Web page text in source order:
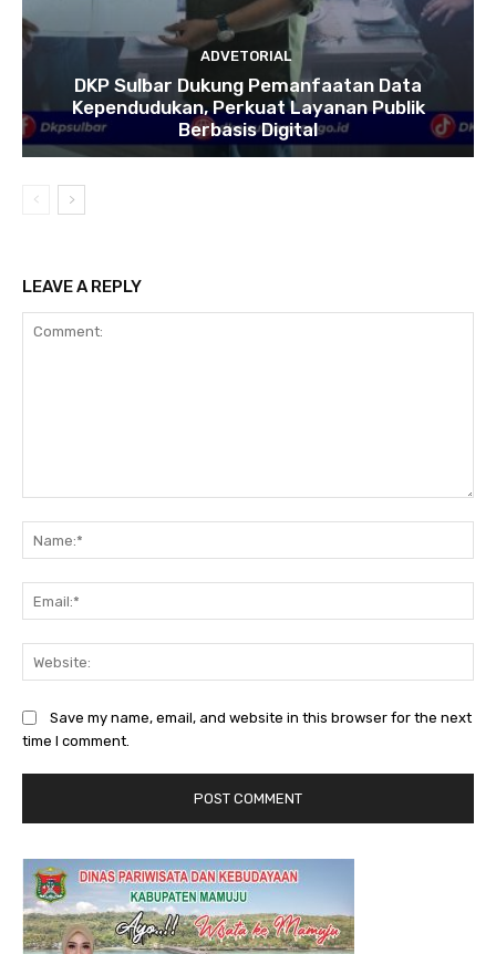
ADVETORIAL
DKP Sulbar Dukung Pemanfaatan Data
Kependudukan, Perkuat Layanan Publik
Berbasis Digital
LEAVE A REPLY
Save my name, email, and website in this browser for the next
time I comment.